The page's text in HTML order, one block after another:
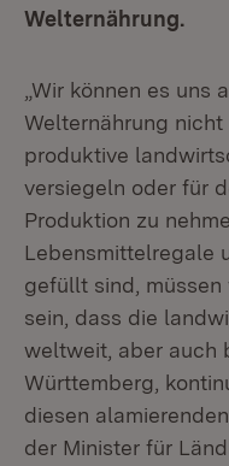
Welternährung.
„Wir können es
Welternährung
produktive
versiegeln oder für
Produktion zu
Lebensmittelregale
gefüllt sind,
sein, dass die
weltweit, aber auch
Württemberg,
diesen
der Minister für